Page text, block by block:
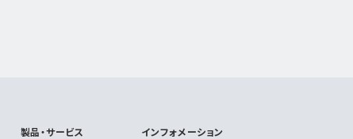
製品・サービス インフォメーション